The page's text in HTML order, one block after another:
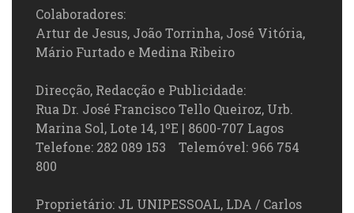
Colaboradores:
Artur de Jesus, João Torrinha, José Vitória,
Mário Furtado e Medina Ribeiro
Direcção, Redacção e Publicidade:
Rua Dr. José Francisco Tello Queiroz, Urb.
Marina Sol, Lote 14, 1ºE | 8600-707 Lagos
Telefone: 282 089 153 Telemóvel: 966 754
800
Proprietário: JL UNIPESSOAL, LDA / Carlos